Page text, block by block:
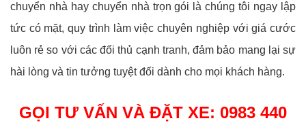
chuyển nhà hay chuyển nhà trọn gói là chúng tôi ngay lập
tức có mặt, quy trình làm việc chuyên nghiệp với giá cước
luôn rẻ so với các đối thủ cạnh tranh, đảm bảo mang lại sự
hài lòng và tin tưởng tuyệt đối dành cho mọi khách hàng.
GỌI TƯ VẤN VÀ ĐẶT XE: 0983 440